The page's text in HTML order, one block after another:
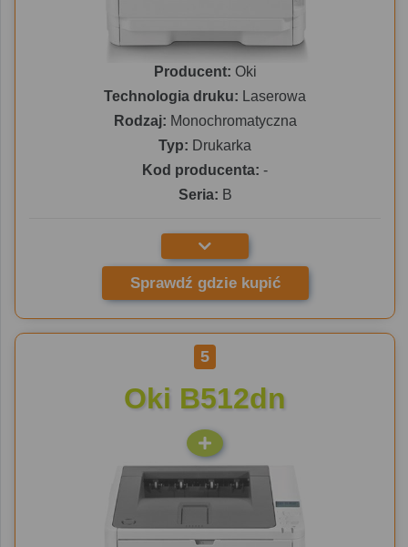
Producent: Oki
Technologia druku: Laserowa
Rodzaj: Monochromatyczna
Typ: Drukarka
Kod producenta: -
Seria: B
Sprawdź gdzie kupić
5
Oki B512dn